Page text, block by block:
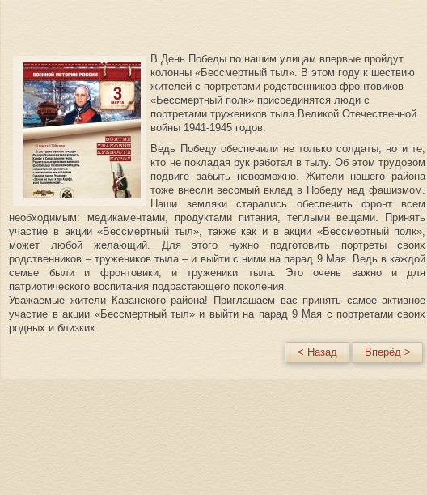
В День Победы по нашим улицам впервые пройдут
колонны «Бессмертный тыл». В этом году к шествию
жителей с портретами родственников-фронтовиков
«Бессмертный полк» присоединятся люди с
портретами тружеников тыла Великой Отечественной
войны 1941-1945 годов.
Ведь Победу обеспечили не только солдаты, но и те,
кто не покладая рук работал в тылу. Об этом трудовом
подвиге забыть невозможно. Жители нашего района
тоже внесли весомый вклад в Победу над фашизмом.
Наши земляки старались обеспечить фронт всем
необходимым: медикаментами, продуктами питания, теплыми вещами. Принять
участие в акции «Бессмертный тыл», также как и в акции «Бессмертный полк»,
может любой желающий. Для этого нужно подготовить портреты своих
родственников – тружеников тыла – и выйти с ними на парад 9 Мая. Ведь в каждой
семье были и фронтовики, и труженики тыла. Это очень важно и для
патриотического воспитания подрастающего поколения.
Уважаемые жители Казанского района! Приглашаем вас принять самое активное
участие в акции «Бессмертный тыл» и выйти на парад 9 Мая с портретами своих
родных и близких.
< Назад
Вперёд >